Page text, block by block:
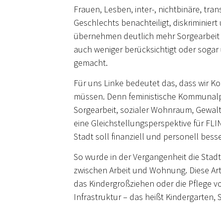
Frauen, Lesben, inter-, nichtbinäre,
Geschlechts benachteiligt,
übernehmen deutlich mehr
auch weniger berücksichtigt oder
gemacht.
Für uns Linke bedeutet das, dass wir
müssen. Denn feministische
Sorgearbeit, sozialer Wohnraum,
eine Gleichstellungsperspektive für
Stadt soll finanziell und personell
So wurde in der Vergangenheit die
zwischen Arbeit und Wohnung. Diese
das Kindergroßziehen oder die Pflege
Infrastruktur – das heißt Kindergarten,